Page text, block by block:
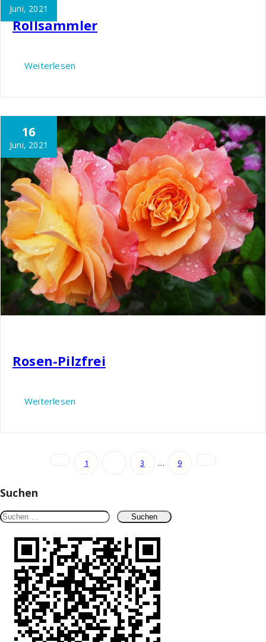
Juni, 2021
Rollsammler
Weiterlesen
16
Juni, 2021
Rosen-Pilzfrei
Weiterlesen
Seitennummerierung
Beiträge
1 3 … 9
Suchen
Suchen